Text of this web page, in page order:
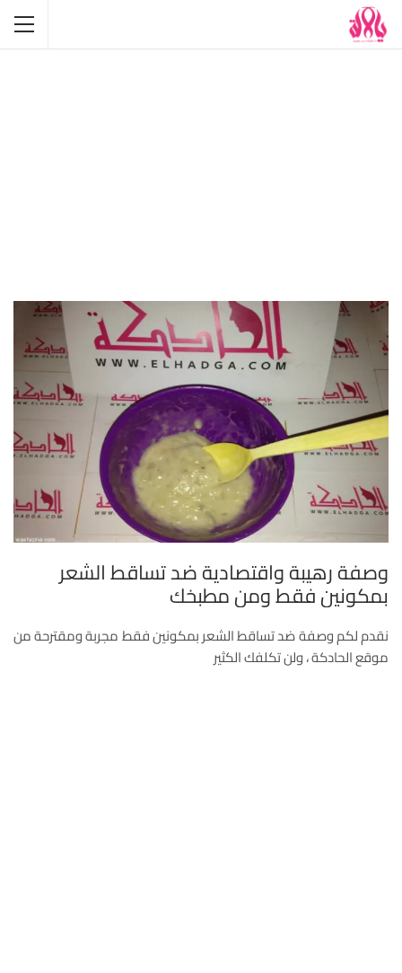
وصفة رهيبة واقتصادية ضد تساقط الشعر
بمكونين فقط ومن مطبخك
نقدم لكم وصفة ضد تساقط الشعر بمكونين فقط مجربة ومقترحة من
موقع الحادكة ، ولن تكلفك الكثير